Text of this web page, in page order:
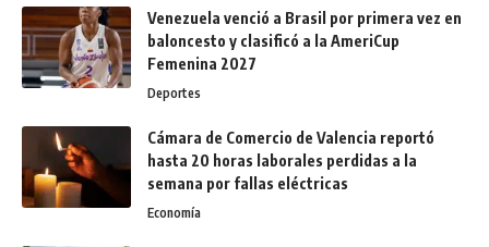
Venezuela venció a Brasil por primera vez en
baloncesto y clasificó a la AmeriCup
Femenina 2027
Deportes
Cámara de Comercio de Valencia reportó
hasta 20 horas laborales perdidas a la
semana por fallas eléctricas
Economía